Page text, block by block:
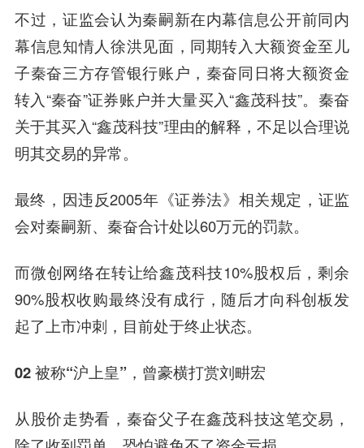
不过，证监会认为秦嗣新在内幕信息公开前同内
幕信息知情人徐洪见面，同期转入大额资金至儿
子秦奋三方存管银行账户，秦奋同日将大额资金
转入“秦奋”证券账户并大量买入“鑫茂科技”。秦奋
关于其买入“鑫茂科技”理由的解释，不足以合理说
明其交易的异常。
最终，因违反2005年《证券法》相关规定，证监
会对秦嗣新、秦奋合计处以60万元的罚款。
而微创网络在转让给鑫茂科技10%股权后，剩余
90%股权收购最终没有成行，随后才向科创板发
起了上市冲刺，目前处于终止状态。
02 被称“沪上皇”，曾豪横打赏刘畊宏
从股价走势看，秦奋父子在鑫茂科技这笔交易，